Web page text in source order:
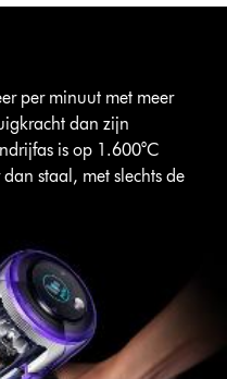
per minuut met meer
dan zijn
is op 1.600°C
staal, met slechts de